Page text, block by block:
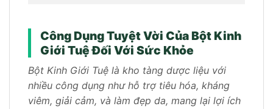
Công Dụng Tuyệt Vời Của Bột Kinh
Giới Tuệ Đối Với Sức Khỏe
Bột Kinh Giới Tuệ là kho tàng dược liệu với
nhiều công dụng như hỗ trợ tiêu hóa, kháng
viêm, giải cảm, và làm đẹp da, mang lại lợi ích